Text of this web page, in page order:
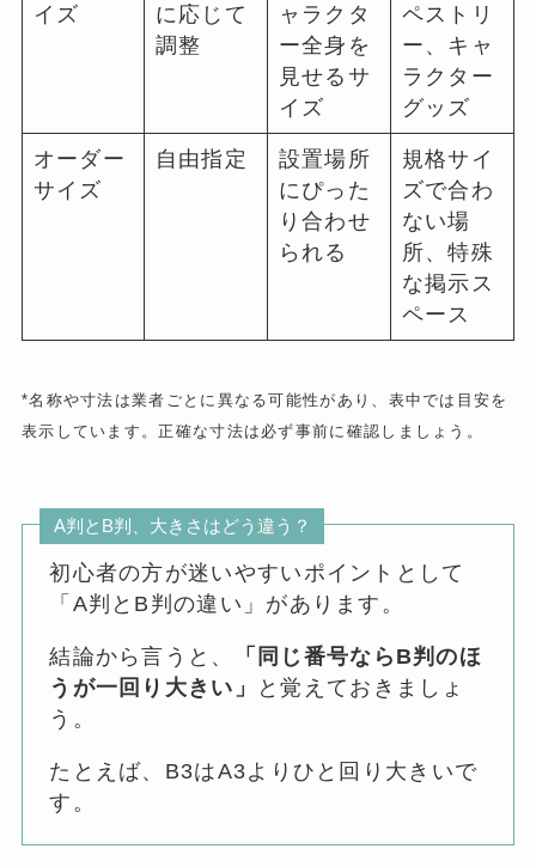
イズ
に応じて
調整
ャラクタ
ー全身を
見せるサ
イズ
ペストリ
ー、キャ
ラクター
グッズ
オーダー
サイズ
自由指定
設置場所
にぴった
り合わせ
られる
規格サイ
ズで合わ
ない場
所、特殊
な掲示ス
ペース
*名称や寸法は業者ごとに異なる可能性があり、表中では目安を
表示しています。正確な寸法は必ず事前に確認しましょう。
A判とB判、大きさはどう違う？
初心者の方が迷いやすいポイントとして
「A判とB判の違い」があります。
結論から言うと、
「同じ番号ならB判のほ
うが一回り大きい」
と覚えておきましょ
う。
たとえば、B3はA3よりひと回り大きいで
す。